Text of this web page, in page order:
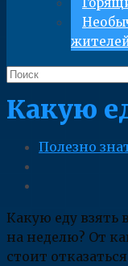
Какую
Полезно
Какую еду взять
на неделю? От
стоит